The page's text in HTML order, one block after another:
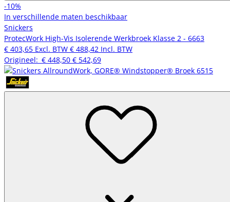
-10%
In verschillende maten beschikbaar
Snickers
ProtecWork High-Vis Isolerende Werkbroek Klasse 2 - 6663
€ 403,65 Excl. BTW € 488,42 Incl. BTW
Origineel: € 448,50 € 542,69